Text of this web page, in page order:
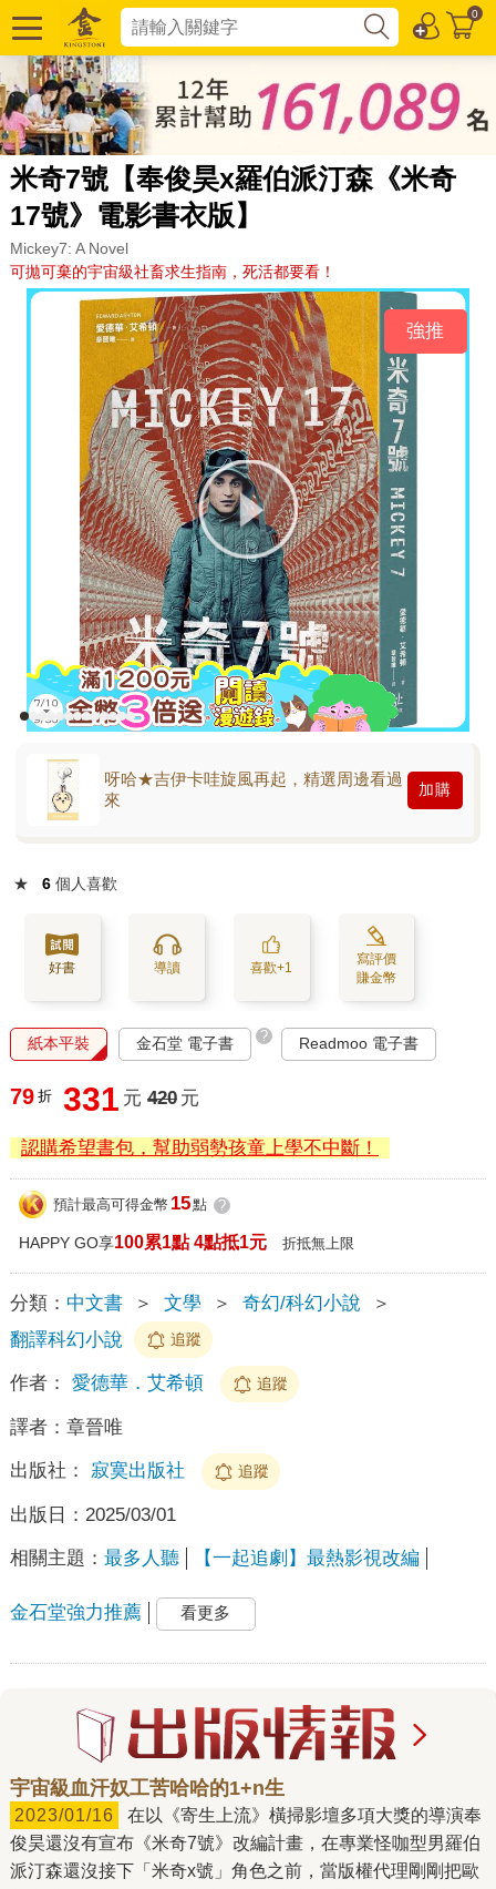
0
米奇7號【奉俊昊x羅伯派汀森《米奇
17號》電影書衣版】
Mickey7: A Novel
可拋可棄的宇宙級社畜求生指南，死活都要看！
強推
呀哈★吉伊卡哇旋風再起，精選周邊看過
來
加購
★ 6 個人喜歡
好書 導讀 喜歡+1
寫評價
賺金幣
紙本平裝 金石堂 電子書 ? Readmoo 電子書
79 折 331 元 420 元
認購希望書包，幫助弱勢孩童上學不中斷！
預計最高可得金幣 15點 ?
HAPPY GO享100累1點 4點抵1元 折抵無上限
分類： 中文書 ＞ 文學 ＞ 奇幻/科幻小說
＞
翻譯科幻小說
追蹤
作者： 愛德華．艾希頓 追蹤
譯者： 章晉唯
出版社： 寂寞出版社 追蹤
出版日： 2025/03/01
相關主題： 最多人聽 【一起追劇】最熱影視改編
金石堂強力推薦 看更多
宇宙級血汗奴工苦哈哈的1+n生
2023/01/16
俊昊還沒有宣布《米奇7號》改編計畫，在專業怪咖型男羅伯
派汀森還沒接下「米奇x號」角色之前，當版權代理剛剛把歐